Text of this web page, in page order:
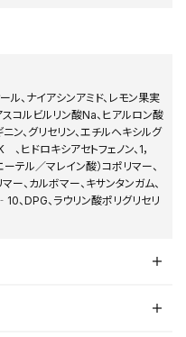
ル、ナイアシンアミド、レモン果実
スコルビルリン酸Na、ヒアルロン酸
ン、グリセリン、エチルヘキシルグ
ヒドロキシアセトフェノン、1，
テル／マレイン酸）コポリマー、
ー、カルボマー、キサンタンガム、
、DPG、ラウリン酸ポリグリセリ